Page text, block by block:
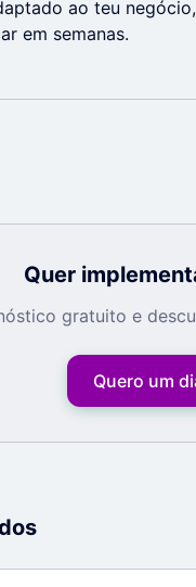
ao teu
em semanas.
Quer
gratuito e
Quero um